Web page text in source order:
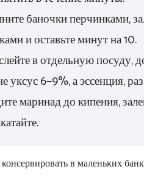
баночки перчинками,
и оставьте минут на 10.
в отдельную посуду,
уксус 6−9%, а эссенция,
маринад до кипения,
в маленьких